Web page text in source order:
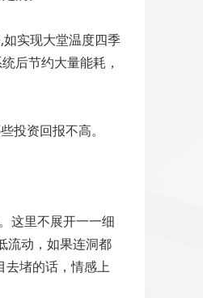
实现大堂温度四季
后节约大量能耗，
投资回报不高。
这里不展开一一细
流动，如果连洞都
去堵的话，情感上